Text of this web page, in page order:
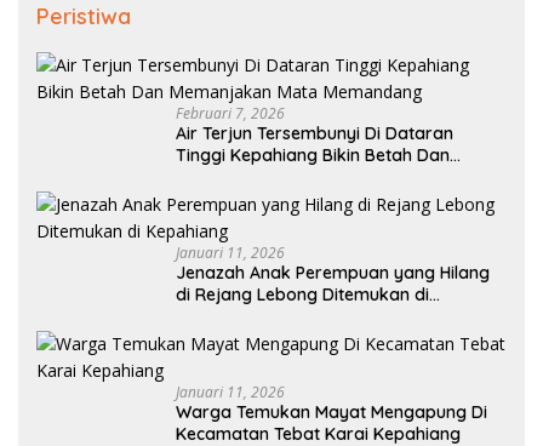
Peristiwa
Februari 7, 2026
Air Terjun Tersembunyi Di Dataran
Tinggi Kepahiang Bikin Betah Dan
Januari 11, 2026
Jenazah Anak Perempuan yang Hilang
di Rejang Lebong Ditemukan di
Januari 11, 2026
Warga Temukan Mayat Mengapung Di
Kecamatan Tebat Karai Kepahiang